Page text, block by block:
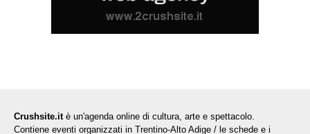
Crushsite.it è un'agenda online di cultura, arte e spettacolo.
Contiene eventi organizzati in Trentino-Alto Adige / le schede e i